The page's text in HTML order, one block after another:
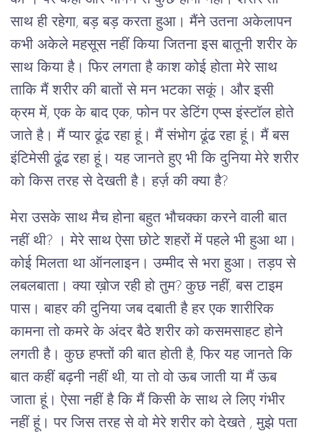
साथ ही रहेगा, बड़ बड़ करता हुआ। मैंने उतना अकेलापन
कभी अकेले महसूस नहीं किया जितना इस बातूनी शरीर के
साथ किया है। फिर लगता है काश कोई होता मेरे साथ
ताकि मैं शरीर की बातों से मन भटका सकूं। और इसी
क्रम में, एक के बाद एक, फोन पर डेटिंग एप्स इंस्टॉल होते
जाते है। मैं प्यार ढूंढ रहा हूं। मैं संभोग ढूंढ रहा हूं। मैं बस
इंटिमेसी ढूंढ रहा हूं। यह जानते हुए भी कि दुनिया मेरे शरीर
को किस तरह से देखती है। हर्ज़ की क्या है?
मेरा उसके साथ मैच होना बहुत भौचक्का करने वाली बात
नहीं थी? । मेरे साथ ऐसा छोटे शहरों में पहले भी हुआ था।
कोई मिलता था ऑनलाइन। उम्मीद से भरा हुआ। तड़प से
लबलबाता। क्या ख़ोज रही हो तुम? कुछ नहीं, बस टाइम
पास। बाहर की दुनिया जब दबाती है हर एक शारीरिक
कामना तो कमरे के अंदर बैठे शरीर को कसमसाहट होने
लगती है। कुछ हफ्तों की बात होती है, फिर यह जानते कि
बात कहीं बढ़नी नहीं थी, या तो वो ऊब जाती या मैं ऊब
जाता हूं। ऐसा नहीं है कि मैं किसी के साथ ले लिए गंभीर
नहीं हूं। पर जिस तरह से वो मेरे शरीर को देखते , मुझे पता